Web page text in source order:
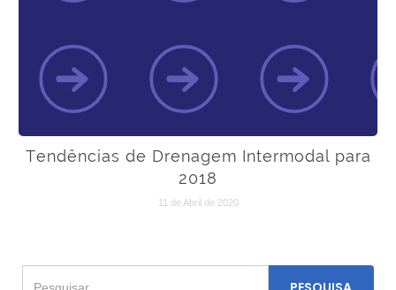
Tendências de Drenagem Intermodal para
2018
11 de Abril de 2020